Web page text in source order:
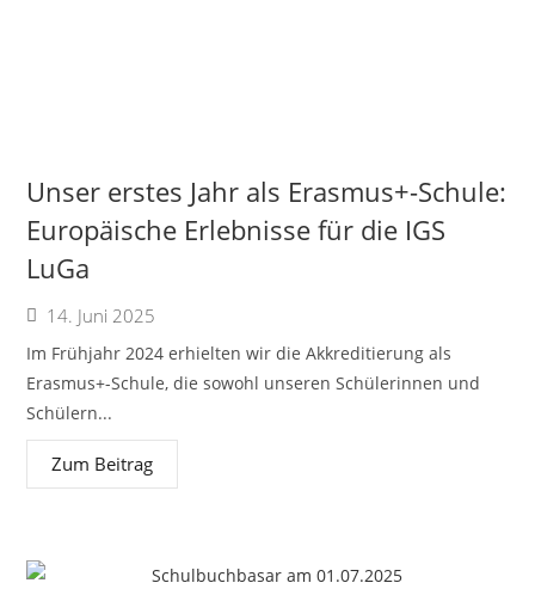
Unser erstes Jahr als Erasmus+-Schule:
Europäische Erlebnisse für die IGS
LuGa
14. Juni 2025
Im Frühjahr 2024 erhielten wir die Akkreditierung als
Erasmus+-Schule, die sowohl unseren Schülerinnen und
Schülern...
Zum Beitrag